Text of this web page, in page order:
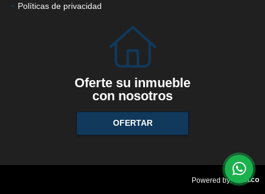
Políticas de privacidad
Oferte su inmueble
con nosotros
OFERTAR
Powered by: wasi.co